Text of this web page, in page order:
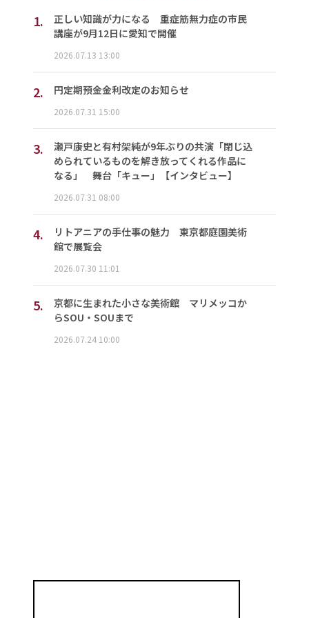
1.
正しい知識が力になる 重症筋無力症の市民
講座が9月12日に愛知で開催
2026.07.13 13:00
2. 円定期預金金利改定のお知らせ
2026.07.31 15:00
3.
瀬戸康史と有村架純が9年ぶりの共演「閉じ込
められているものを解き放ってくれる作品に
なる」 舞台「キュー」【インタビュー】
2026.07.31 08:00
4.
リトアニアの手仕事の魅力 東京都庭園美術
館で展覧会
2026.07.30 11:01
5.
京都に生まれた小さな美術館 マリメッコか
らSOU・SOUまで
2026.07.24 10:00